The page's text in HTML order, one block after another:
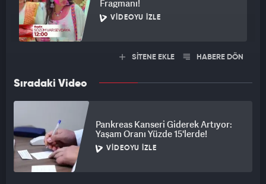
Fragmanı!
VIDEOYU İZLE
SİTENE EKLE HABERE DÖN
Sıradaki Video
Pankreas Kanseri Giderek Artıyor:
Yaşam Oranı Yüzde 15'lerde!
VIDEOYU İZLE